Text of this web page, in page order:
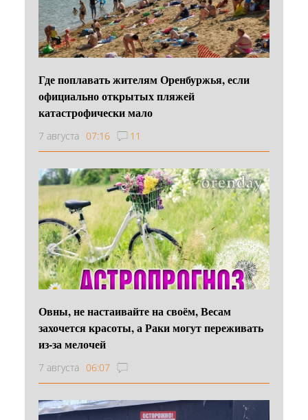
Где поплавать жителям Оренбуржья, если
официально открытых пляжей
катастрофически мало
7 августа 07:16 11
Овны, не настаивайте на своём, Весам
захочется красоты, а Раки могут переживать
из-за мелочей
7 августа 06:07